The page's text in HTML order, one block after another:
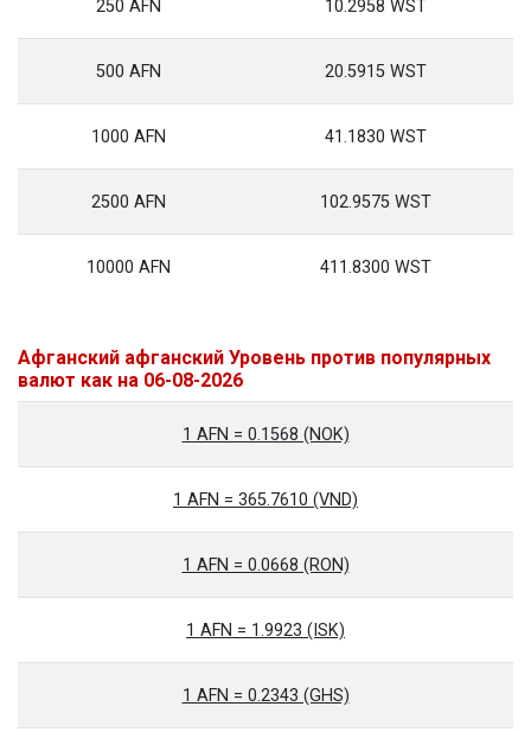
250 AFN 10.2958 WST
500 AFN 20.5915 WST
1000 AFN 41.1830 WST
2500 AFN 102.9575 WST
10000 AFN 411.8300 WST
Афганский афганский Уровень против популярных
валют как на 06-08-2026
1 AFN = 0.1568 (NOK)
1 AFN = 365.7610 (VND)
1 AFN = 0.0668 (RON)
1 AFN = 1.9923 (ISK)
1 AFN = 0.2343 (GHS)